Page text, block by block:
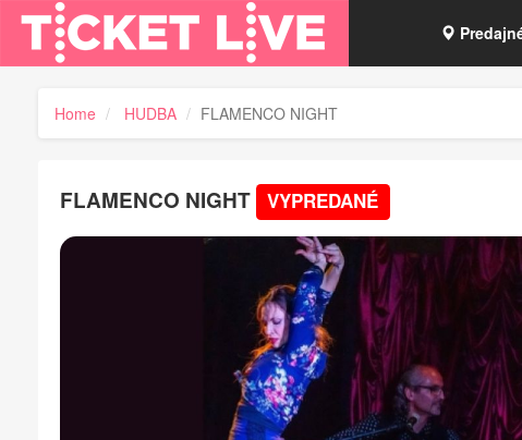
Home HUDBA FLAMENCO NIGHT
FLAMENCO NIGHT VYPREDANÉ